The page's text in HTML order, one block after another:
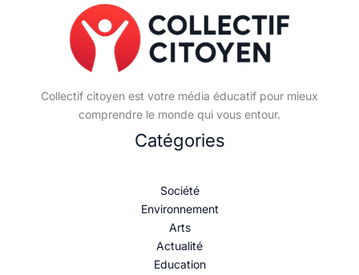
Collectif citoyen est votre média éducatif pour mieux
comprendre le monde qui vous entour.
Catégories
Société
Environnement
Arts
Actualité
Education